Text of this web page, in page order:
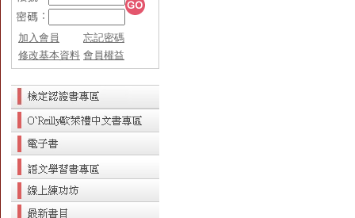
加入會員
忘記密碼
修改基本資料 會員權益